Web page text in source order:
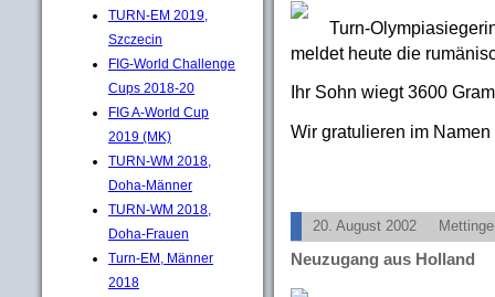
TURN-EM 2019,
Szczecin
FIG-World Challenge
Cups 2018-20
FIG A-World Cup
2019 (MK)
TURN-WM 2018,
Doha-Männer
TURN-WM 2018,
Doha-Frauen
Turn-EM, Männer
2018
Turn-
meldet heute die
Ihr Sohn wiegt 3600
Wir gratulieren im
20. August 2002
Neuzugang aus Holland